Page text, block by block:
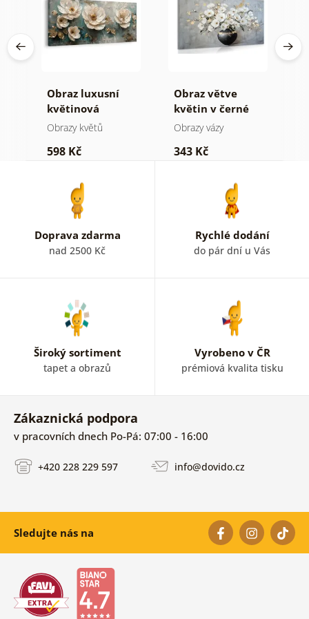
Obraz luxusní
květinová
harmonie
Obrazy květů
598 Kč
Obraz větve
květin v černé
váze
Obrazy vázy
343 Kč
Doprava zdarma
nad 2500 Kč
Rychlé dodání
do pár dní u Vás
Široký sortiment
tapet a obrazů
Vyrobeno v ČR
prémiová kvalita tisku
Zákaznická podpora
v pracovních dnech Po-Pá: 07:00 - 16:00
+420 228 229 597 info@dovido.cz
Sledujte nás na